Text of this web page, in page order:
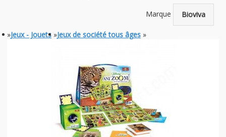
Marque Bioviva
»Jeux - Jouets »Jeux de société tous âges »